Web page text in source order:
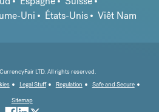
Uni États-Unis Viêt Nam
LTD. All rights reserved.
Legal Stuff Regulation
Safe and Secure
Sitemap